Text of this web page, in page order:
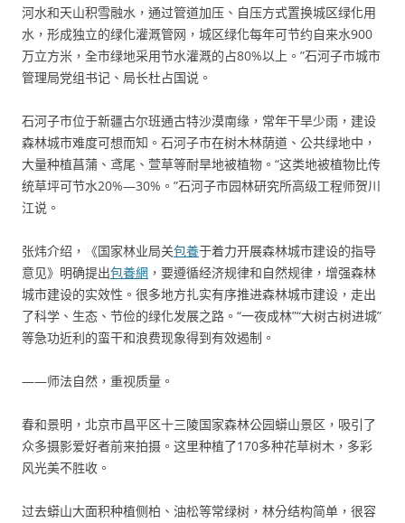
河水和天山积雪融水，通过管道加压、自压方式置换城区绿化用
水，形成独立的绿化灌溉管网，城区绿化每年可节约自来水900
万立方米，全市绿地采用节水灌溉的占80%以上。”石河子市城市
管理局党组书记、局长杜占国说。
石河子市位于新疆古尔班通古特沙漠南缘，常年干旱少雨，建设
森林城市难度可想而知。石河子市在树木林荫道、公共绿地中，
大量种植菖蒲、鸢尾、萱草等耐旱地被植物。“这类地被植物比传
统草坪可节水20%—30%。”石河子市园林研究所高级工程师贺川
江说。
张炜介绍，《国家林业局关包養于着力开展森林城市建设的指导
意见》明确提出包養網 ，要遵循经济规律和自然规律，增强森林
城市建设的实效性。很多地方扎实有序推进森林城市建设，走出
了科学、生态、节俭的绿化发展之路。“一夜成林”“大树古树进城”
等急功近利的蛮干和浪费现象得到有效遏制。
——师法自然，重视质量。
春和景明，北京市昌平区十三陵国家森林公园蟒山景区，吸引了
众多摄影爱好者前来拍摄。这里种植了170多种花草树木，多彩
风光美不胜收。
过去蟒山大面积种植侧柏、油松等常绿树，林分结构简单，很容